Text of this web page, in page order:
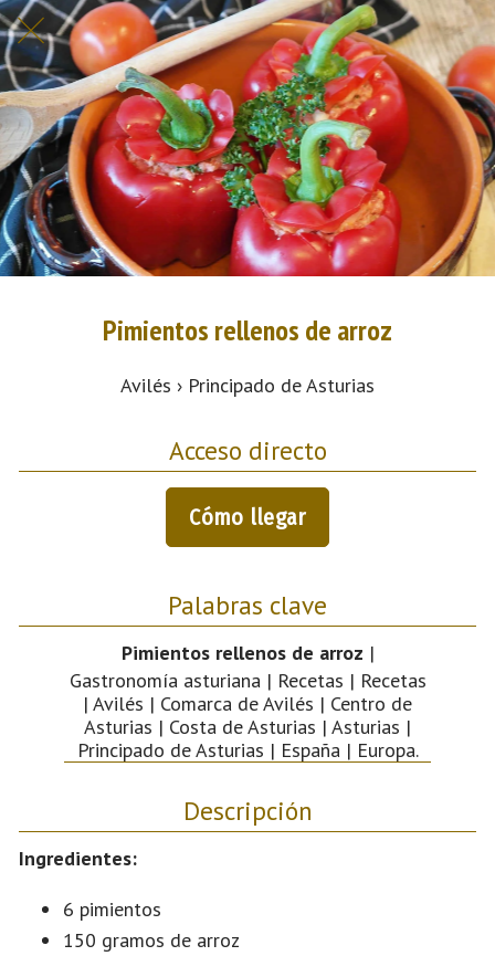
Pimientos rellenos de arroz
Avilés › Principado de Asturias
Acceso directo
Cómo llegar
Palabras clave
Pimientos rellenos de arroz |
Gastronomía asturiana | Recetas | Recetas
| Avilés | Comarca de Avilés | Centro de
Asturias | Costa de Asturias | Asturias |
Principado de Asturias | España | Europa.
Descripción
Ingredientes:
6 pimientos
150 gramos de arroz